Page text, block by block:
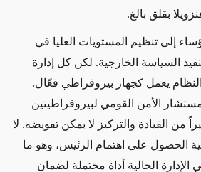
بقلق بالغ.
إلى تنظيم المستويات العليا في
السياسة الخارجية. لكن كل إدارة
يعمل كجهاز بيروقراطي فعّال.
الأمن القومي لبيروقراطيتين
من القيادة والتركيز لا يمكن تفويضه. لا
الحصول على اهتمام الرئيس، وهو ما
الإدارة الحالية أداة محتملة لضمان